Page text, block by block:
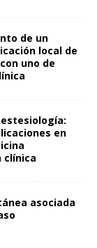
de un
local de
uno de
en
clínica
asociada